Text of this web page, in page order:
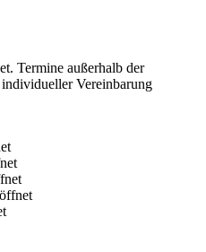
Termine außerhalb der
Vereinbarung